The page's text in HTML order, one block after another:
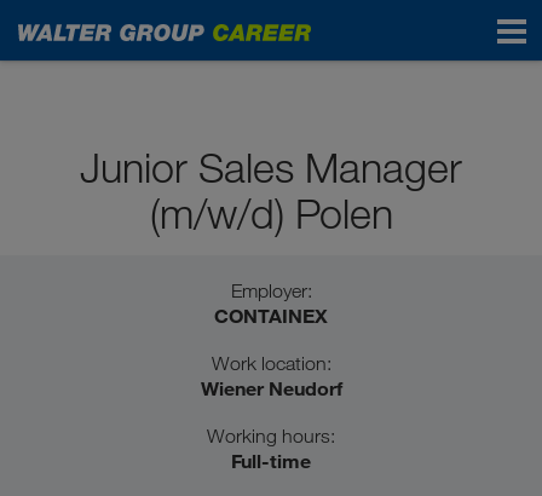
Pupils / School graduates
Junior Sales Manager
(m/w/d) Polen
Employer:
CONTAINEX
Work location:
Wiener Neudorf
Working hours:
Full-time